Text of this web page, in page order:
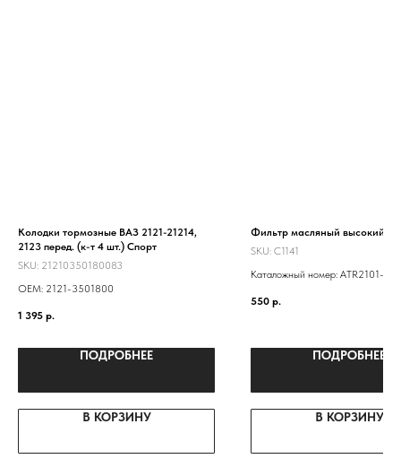
Колодки тормозные ВАЗ 2121-21214,
2123 перед. (к-т 4 шт.) Спорт
SKU: 21210350180083
ОЕМ: 2121-3501800
1 395 р.
ПОДРОБНЕЕ
В КОРЗИНУ
Фильтр масляный высокий
SKU: C1141
Каталожный номер: ATR2101-
21010101200583 NF-
550 р.
ПОДРОБНЕЕ
В КОРЗИНУ